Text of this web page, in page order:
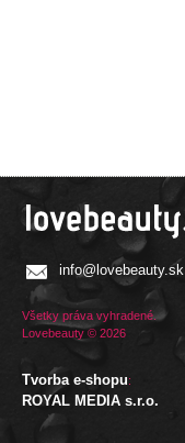
info@lovebeauty.sk
Všetky práva vyhradené.
Lovebeauty © 2026
Tvorba e-shopu:
ROYAL MEDIA s.r.o.